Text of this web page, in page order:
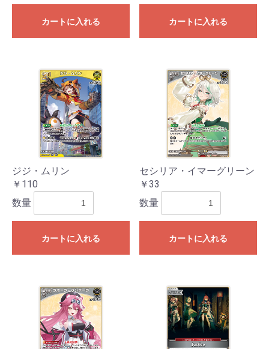
カートに入れる カートに入れる
ジジ・ムリン
￥110
数量
カートに入れる
セシリア・イマーグリーン
￥33
数量
カートに入れる